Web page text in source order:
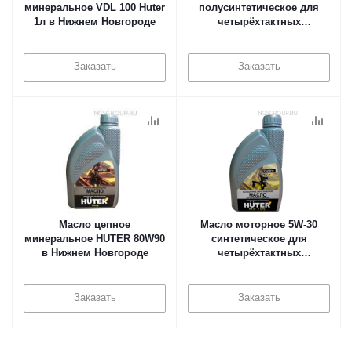
минеральное VDL 100 Huter
1л в Нижнем Новгороде
Заказать
полусинтетическое для
четырёхтактных
Заказать
Масло цепное
минеральное HUTER 80W90
в Нижнем Новгороде
Заказать
Масло моторное 5W-30
синтетическое для
четырёхтактных
Заказать